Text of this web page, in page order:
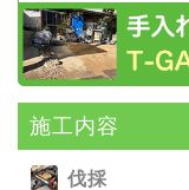
施⼯内容
伐採